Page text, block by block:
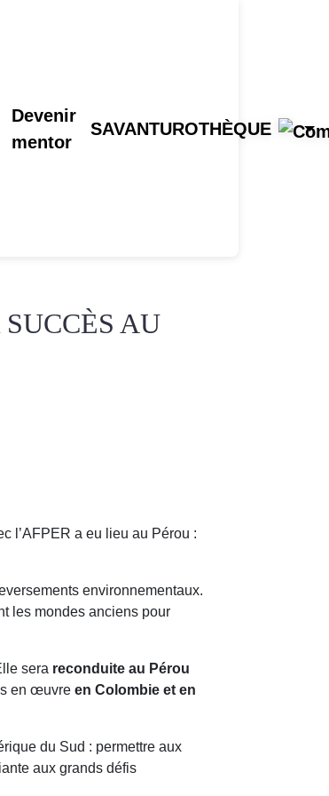
Devenir
mentor
SAVANTUROTHÈQUE
AU
l’AFPER a eu lieu au Pérou :
environnementaux.
les mondes anciens pour
sera reconduite au Pérou
en œuvre en Colombie et en
du Sud : permettre aux
aux grands défis